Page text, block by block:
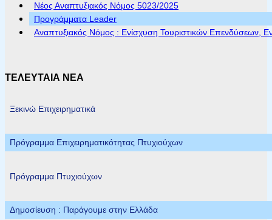
Νέος Αναπτυξιακός Νόμος 5023/2025
Προγράμματα Leader
Αναπτυξιακός Νόμος : Ενίσχυση Τουριστικών Επενδύσεων,
ΤΕΛΕΥΤΑΙΑ ΝΕΑ
Ξεκινώ Επιχειρηματικά
Πρόγραμμα Επιχειρηματικότητας Πτυχιούχων
Πρόγραμμα Πτυχιούχων
Δημοσίευση : Παράγουμε στην Ελλάδα